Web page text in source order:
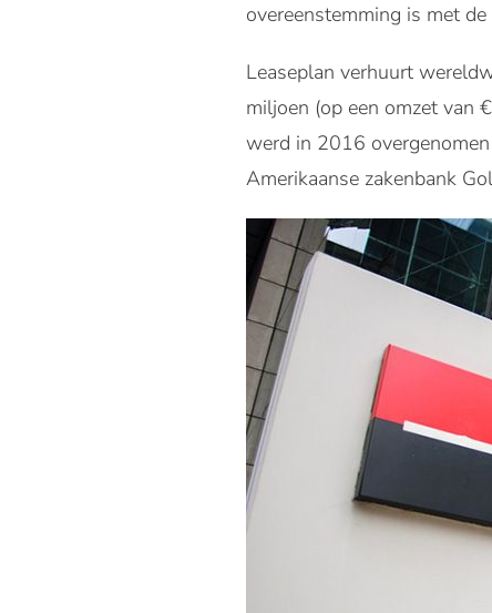
overeenstemming is met
Leaseplan verhuurt
miljoen (op een omzet van
werd in 2016
Amerikaanse zakenbank